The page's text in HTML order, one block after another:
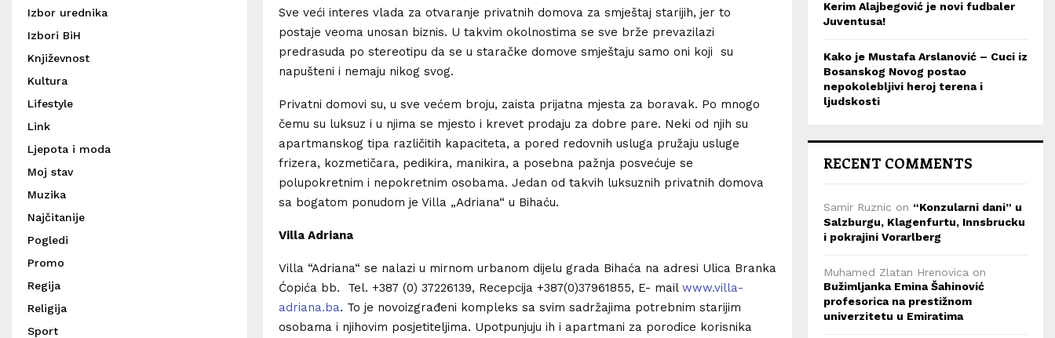
Sve veći interes vlada za otvaranje privatnih domova za smještaj starijih, jer to
postaje veoma unosan biznis. U takvim okolnostima se sve brže prevazilazi
predrasuda po stereotipu da se u staračke domove smještaju samo oni koji su
napušteni i nemaju nikog svog.
Privatni domovi su, u sve većem broju, zaista prijatna mjesta za boravak. Po mnogo
čemu su luksuz i u njima se mjesto i krevet prodaju za dobre pare. Neki od njih su
apartmanskog tipa različitih kapaciteta, a pored redovnih usluga pružaju usluge
frizera, kozmetičara, pedikira, manikira, a posebna pažnja posvećuje se
polupokretnim i nepokretnim osobama. Jedan od takvih luksuznih privatnih domova
sa bogatom ponudom je Villa „Adriana“ u Bihaću.
Villa Adriana
Villa “Adriana“ se nalazi u mirnom urbanom dijelu grada Bihaća na adresi Ulica Branka
Ćopića bb. Tel. +387 (0) 37226139, Recepcija +387(0)37961855, E- mail www.villa-
adriana.ba. To je novoizgrađeni kompleks sa svim sadržajima potrebnim starijim
osobama i njihovim posjetiteljima. Upotpunjuju ih i apartmani za porodice korisnika
Izbor urednika
Izbori BiH
Književnost
Kultura
Lifestyle
Link
Ljepota i moda
Moj stav
Muzika
Najčitanije
Pogledi
Promo
Regija
Religija
Sport
Kerim Alajbegović je novi fudbaler
Juventusa!
Kako je Mustafa Arslanović – Cuci iz
Bosanskog Novog postao
nepokolebljivi heroj terena i
ljudskosti
RECENT COMMENTS
Samir Ruznic on “Konzularni dani” u
Salzburgu, Klagenfurtu, Innsbrucku
i pokrajini Vorarlberg
Muhamed Zlatan Hrenovica on
Bužimljanka Emina Šahinović
profesorica na prestižnom
univerzitetu u Emiratima